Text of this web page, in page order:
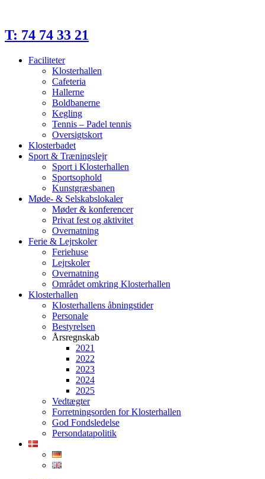
indhold
T: 74 74 33 21
Faciliteter
Klosterhallen
Cafeteria
Hallerne
Boldbanerne
Kegling
Tennis – Padel tennis
Oversigtskort
Klosterbadet
Sport & Træningslejr
Sport i Klosterhallen
Sportsophold
Kunstgræsbanen
Møde- & Selskabslokaler
Møder & konferencer
Privat fest og aktivitet
Overnatning
Ferie & Lejrskoler
Feriehuse
Lejrskoler
Overnatning
Området omkring Klosterhallen
Klosterhallen
Klosterhallens åbningstider
Personale
Bestyrelsen
Årsregnskab
2021
2022
2023
2024
2025
Vedtægter
Forretningsorden for Klosterhallen
God Fondsledelse
Persondatapolitik